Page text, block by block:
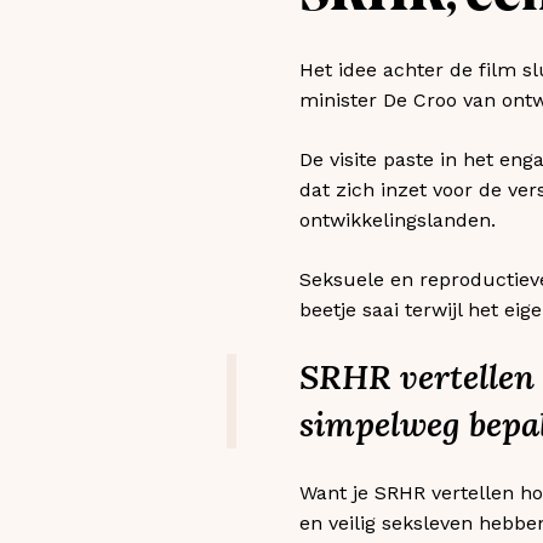
Het idee achter de film
minister De Croo van
De visite paste in het
dat zich inzet voor de
ontwikkelingslanden.
Seksuele en
beetje saai terwijl het
SRHR
simpelweg
Want je SRHR vertellen
en veilig seksleven